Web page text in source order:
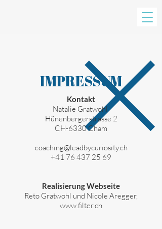
IMPRESSUM
Kontakt
Natalie Gratwohl
Hünenbergerstrasse 2
CH-6330 Cham
coaching@leadbycuriosity.ch
+41 76 437 25 69
Realisierung Webseite
Reto Gratwohl und Nicole Aregger,
www.filter.ch